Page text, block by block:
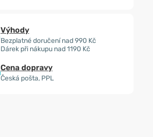
Výhody
Bezplatné doručení nad 990 Kč
Dárek při nákupu nad 1190 Kč
Cena dopravy
Česká pošta, PPL